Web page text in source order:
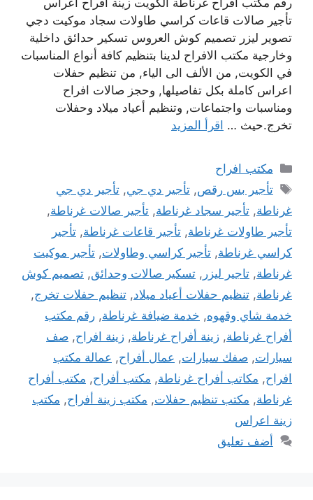
تأجير صالات قاعات كراسي طاولات سجاد موكيت دجي
تصوير ليزر تصميم كوش العروس تسكير حدائق داخلية
وخارجية مكتب الافراح لدينا بتنظيم كافة أنواع المناسبات
في الكويت, من الألف الى الياء, من تنظيم حفلات
اعراس كاملة بكل تفاصيلها, وحجز صالات افراح
ومناسبات واجتماعات, وتنظيم أعياد ميلاد وحفلات
تخرج.حيث … اقرأ المزيد
التصنيفات
مكتب افراح
الوسوم
تأجير بس رقص,تأجير دي جي,تأجير دي جي
غرناطة, تأجير سجاد غرناطة, تأجير صالات غرناطة,
تأجير طاولات غرناطة, تأجير قاعات غرناطة, تأجير
كراسي غرناطة, تأجير كراسي وطاولات, تأجير موكيت
غرناطة, تاجير ليزر , تسكير صالات وحدائق, تصميم كوش
غرناطة, تنظيم حفلات أعياد ميلاد, تنظيم حفلات تخرج,
خدمة شاي وقهوه, خدمة ضيافة غرناطة, رقم مكتب
أفراح غرناطة, زينة أفراح غرناطة, زينة افراح, صف
سيارات, صفك سيارات, عمال أفراح, عمالة مكتب
افراح, مكاتب أفراح غرناطة, مكتب أفراح, مكتب أفراح
غرناطة, مكتب تنظيم حفلات, مكتب زينة أفراح, مكتب
زينة اعراس
أضف تعليق